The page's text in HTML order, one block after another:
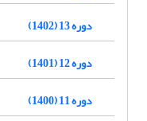
دوره 13 (1402)
دوره 12 (1401)
دوره 11 (1400)